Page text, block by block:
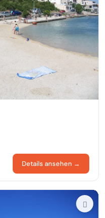
Details ansehen →